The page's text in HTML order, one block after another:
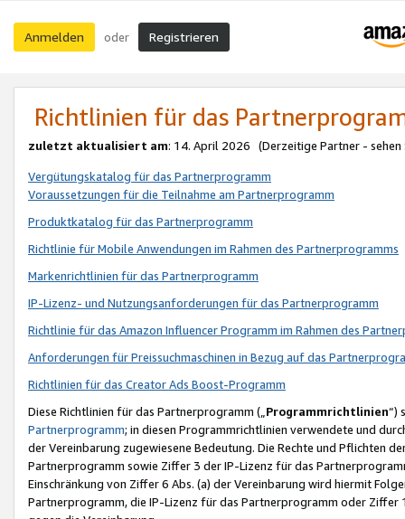
Anmelden oder Registrieren
Richtlinien für das
zuletzt aktualisiert am: 14. April 2026 (Derzeitige Partner - sehen
Vergütungskatalog für das Partnerprogramm
Voraussetzungen für die Teilnahme am Partnerprogramm
Produktkatalog für das Partnerprogramm
Richtlinie für Mobile Anwendungen im Rahmen des Partnerprogramms
Markenrichtlinien für das Partnerprogramm
IP-Lizenz- und Nutzungsanforderungen für das Partnerprogramm
Richtlinie für das Amazon Influencer Programm im Rahmen des
Anforderungen für Preissuchmaschinen in Bezug auf das
Richtlinien für das Creator Ads Boost-Programm
Diese Richtlinien für das Partnerprogramm („Programmrichtlinien“)
Partnerprogramm; in diesen Programmrichtlinien verwendete und
der Vereinbarung zugewiesene Bedeutung. Die Rechte und Pflichten
Partnerprogramm sowie Ziffer 3 der IP-Lizenz für das
Einschränkung von Ziffer 6 Abs. (a) der Vereinbarung wird hiermit
Partnerprogramm, die IP-Lizenz für das Partnerprogramm oder